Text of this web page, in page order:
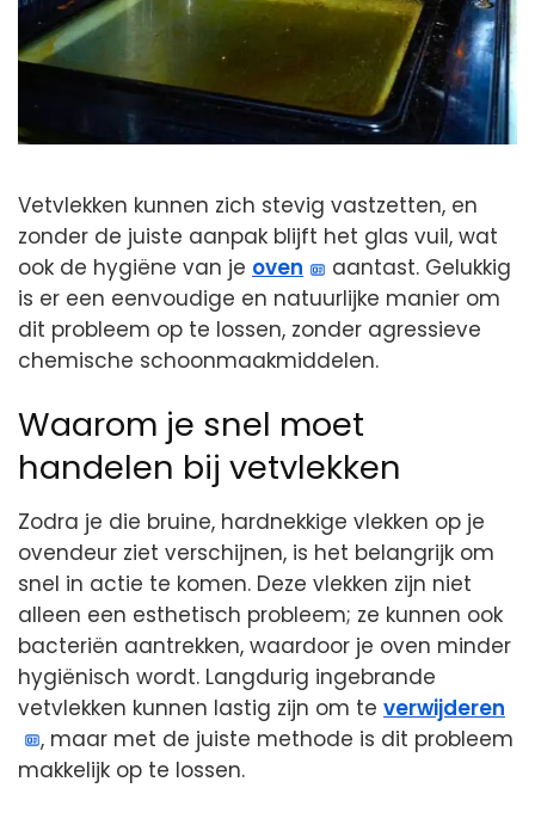
Vetvlekken kunnen zich stevig vastzetten, en
zonder de juiste aanpak blijft het glas vuil, wat
ook de hygiëne van je oven
aantast. Gelukkig
is er een eenvoudige en natuurlijke manier om
dit probleem op te lossen, zonder agressieve
chemische schoonmaakmiddelen.
Waarom je snel moet
handelen bij vetvlekken
Zodra je die bruine, hardnekkige vlekken op je
ovendeur ziet verschijnen, is het belangrijk om
snel in actie te komen. Deze vlekken zijn niet
alleen een esthetisch probleem; ze kunnen ook
bacteriën aantrekken, waardoor je oven minder
hygiënisch wordt. Langdurig ingebrande
vetvlekken kunnen lastig zijn om te verwijderen
, maar met de juiste methode is dit probleem
makkelijk op te lossen.